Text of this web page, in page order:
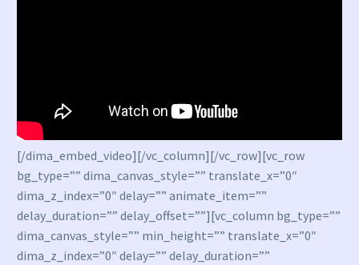
[/dima_embed_video][/vc_column][/vc_row][vc_row
bg_type=”” dima_canvas_style=”” translate_x=”0″
dima_z_index=”0″ delay=”” animate_item=””
delay_duration=”” delay_offset=””][vc_column bg_type=””
dima_canvas_style=”” min_height=”” translate_x=”0″
dima_z_index=”0″ delay=”” delay_duration=””